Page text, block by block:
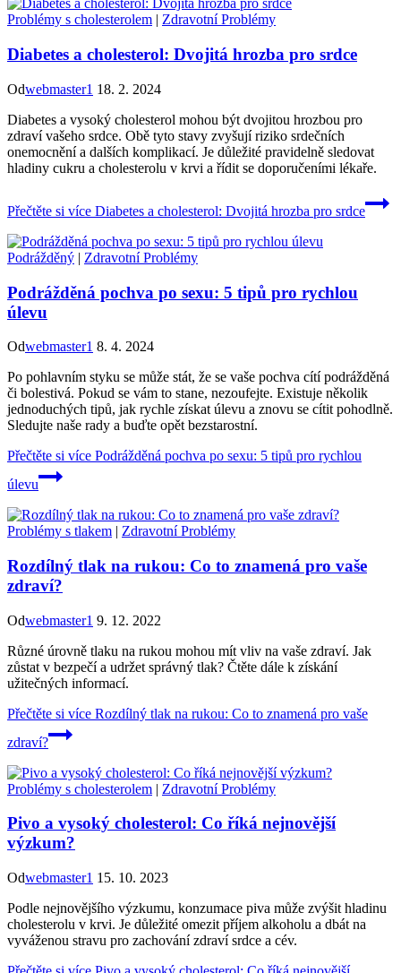
Problémy s cholesterolem | Zdravotní Problémy
Diabetes a cholesterol: Dvojitá hrozba pro srdce
Odwebmaster1 18. 2. 2024
Diabetes a vysoký cholesterol mohou být dvojitou hrozbou pro
zdraví vašeho srdce. Obě tyto stavy zvyšují riziko srdečních
onemocnění a dalších komplikací. Je důležité pravidelně sledovat
hladiny cukru a cholesterolu v krvi a řídit se doporučeními lékaře.
Přečtěte si více Diabetes a cholesterol: Dvojitá hrozba pro srdce
Podrážděný | Zdravotní Problémy
Podrážděná pochva po sexu: 5 tipů pro rychlou
úlevu
Odwebmaster1 8. 4. 2024
Po pohlavním styku se může stát, že se vaše pochva cítí podrážděná
či bolestivá. Pokud se vám to stane, nezoufejte. Existuje několik
jednoduchých tipů, jak rychle získat úlevu a znovu se cítit pohodlně.
Sledujte naše rady a buďte opět bezstarostní.
Přečtěte si více Podrážděná pochva po sexu: 5 tipů pro rychlou
úlevu
Problémy s tlakem | Zdravotní Problémy
Rozdílný tlak na rukou: Co to znamená pro vaše
zdraví?
Odwebmaster1 9. 12. 2022
Různé úrovně tlaku na rukou mohou mít vliv na vaše zdraví. Jak
zůstat v bezpečí a udržet správný tlak? Čtěte dále k získání
užitečných informací.
Přečtěte si více Rozdílný tlak na rukou: Co to znamená pro vaše
zdraví?
Problémy s cholesterolem | Zdravotní Problémy
Pivo a vysoký cholesterol: Co říká nejnovější
výzkum?
Odwebmaster1 15. 10. 2023
Podle nejnovějšího výzkumu, konzumace piva může zvýšit hladinu
cholesterolu v krvi. Je důležité omezit příjem alkoholu a dbát na
vyváženou stravu pro zachování zdraví srdce a cév.